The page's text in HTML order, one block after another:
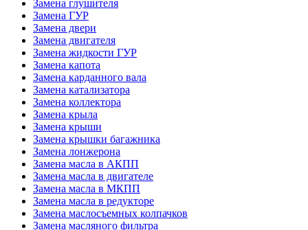
Замена глушителя
Замена ГУР
Замена двери
Замена двигателя
Замена жидкости ГУР
Замена капота
Замена карданного вала
Замена катализатора
Замена коллектора
Замена крыла
Замена крыши
Замена крышки багажника
Замена лонжерона
Замена масла в АКПП
Замена масла в двигателе
Замена масла в МКПП
Замена масла в редукторе
Замена маслосъемных колпачков
Замена масляного фильтра